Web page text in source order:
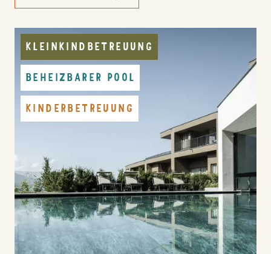
KLEINKINDBETREUUNG
BEHEIZBARER POOL
KINDERBETREUUNG